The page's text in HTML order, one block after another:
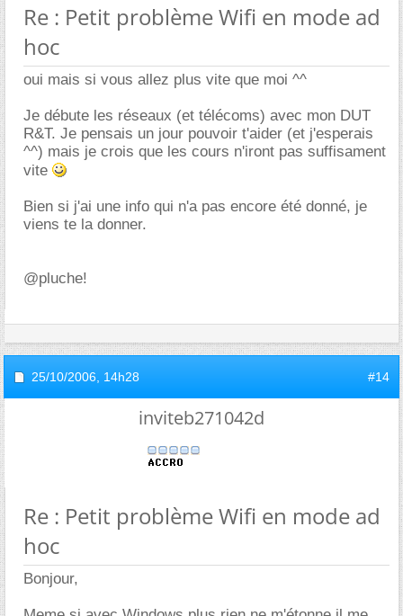
Re : Petit problème Wifi en mode ad
hoc
oui mais si vous allez plus vite que moi ^^
Je débute les réseaux (et télécoms) avec mon DUT
R&T. Je pensais un jour pouvoir t'aider (et j'esperais
^^) mais je crois que les cours n'iront pas suffisament
vite
Bien si j'ai une info qui n'a pas encore été donné, je
viens te la donner.
@pluche!
25/10/2006, 14h28 #14
inviteb271042d
Re : Petit problème Wifi en mode ad
hoc
Bonjour,